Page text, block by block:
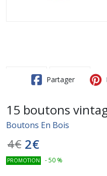
Partager
15 boutons
Boutons En Bois
4€ 2€
PROMOTION -50 %